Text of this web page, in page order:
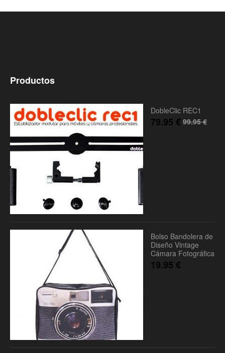
Productos
DobleClic REC1
99.95€
79.95 €
Bolso Bandolera de
Diseño Vintage
Cámara Fotográfica
19.95 €